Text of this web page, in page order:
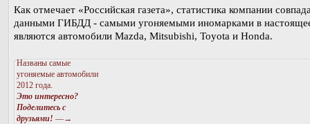
Как отмечает «Российская газета», статистика компании
данными ГИБДД - самыми угоняемыми иномарками в
являются автомобили Mazda, Mitsubishi, Toyota и Honda.
Названы самые
угоняемые автомобили
2012 года.
Это интересно?
Поделитесь с
друзьями! —→